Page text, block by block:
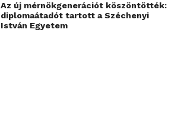
Az új mérnökgenerációt köszöntötték:
diplomaátadót tartott a Széchenyi
István Egyetem